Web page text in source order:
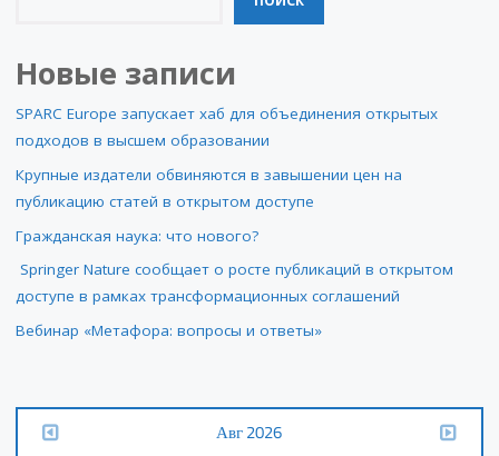
Новые записи
SPARC Europe запускает хаб для объединения открытых
подходов в высшем образовании
Крупные издатели обвиняются в завышении цен на
публикацию статей в открытом доступе
Гражданская наука: что нового?
Springer Nature сообщает о росте публикаций в открытом
доступе в рамках трансформационных соглашений
Вебинар «Метафора: вопросы и ответы»
Авг 2026